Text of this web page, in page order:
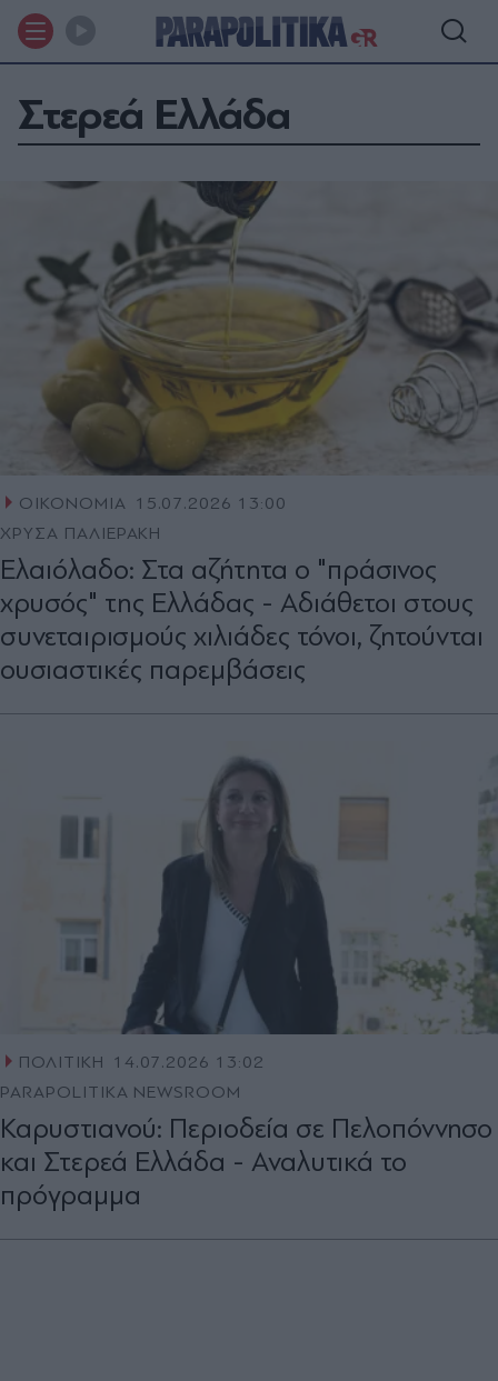
Στερεά Ελλάδα
ΟΙΚΟΝΟΜΙΑ 15.07.2026 13:00
ΧΡΥΣΑ ΠΑΛΙΕΡΑΚΗ
Ελαιόλαδο: Στα αζήτητα ο "πράσινος
χρυσός" της Ελλάδας - Αδιάθετοι στους
συνεταιρισμούς χιλιάδες τόνοι, ζητούνται
ουσιαστικές παρεμβάσεις
ΠΟΛΙΤΙΚΗ
14.07.2026 13:02
PARAPOLITIKA NEWSROOM
Καρυστιανού: Περιοδεία σε Πελοπόννησο
και Στερεά Ελλάδα - Αναλυτικά το
πρόγραμμα